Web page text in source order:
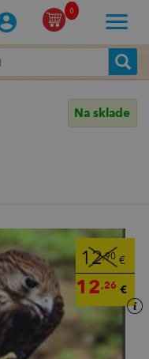
0
Na sklade
12,90 €
12,26 €